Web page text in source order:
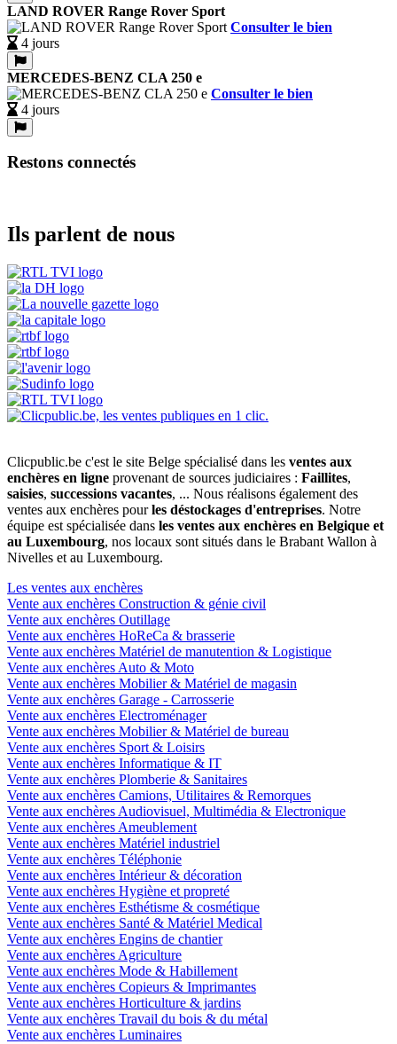
LAND ROVER Range Rover Sport
Consulter le bien
4 jours
MERCEDES-BENZ CLA 250 e
Consulter le bien
4 jours
Restons connectés
Ils parlent de nous
Clicpublic.be c'est le site Belge spécialisé dans les ventes aux
enchères en ligne provenant de sources judiciaires : Faillites,
saisies, successions vacantes, ... Nous réalisons également des
ventes aux enchères pourles déstockages d'entreprises. Notre
équipe est spécialisée dans les ventes aux enchères en Belgique et
au Luxembourg, nos locaux sont situés dans le Brabant Wallon à
Nivelles et au Luxembourg.
Les ventes aux enchères
Vente aux enchères Construction & génie civil
Vente aux enchères Outillage
Vente aux enchères HoReCa & brasserie
Vente aux enchères Matériel de manutention & Logistique
Vente aux enchères Auto & Moto
Vente aux enchères Mobilier & Matériel de magasin
Vente aux enchères Garage - Carrosserie
Vente aux enchères Electroménager
Vente aux enchères Mobilier & Matériel de bureau
Vente aux enchères Sport & Loisirs
Vente aux enchères Informatique & IT
Vente aux enchères Plomberie & Sanitaires
Vente aux enchères Camions, Utilitaires & Remorques
Vente aux enchères Audiovisuel, Multimédia & Electronique
Vente aux enchères Ameublement
Vente aux enchères Matériel industriel
Vente aux enchères Téléphonie
Vente aux enchères Intérieur & décoration
Vente aux enchères Hygiène et propreté
Vente aux enchères Esthétisme & cosmétique
Vente aux enchères Santé & Matériel Medical
Vente aux enchères Engins de chantier
Vente aux enchères Agriculture
Vente aux enchères Mode & Habillement
Vente aux enchères Copieurs & Imprimantes
Vente aux enchères Horticulture & jardins
Vente aux enchères Travail du bois & du métal
Vente aux enchères Luminaires